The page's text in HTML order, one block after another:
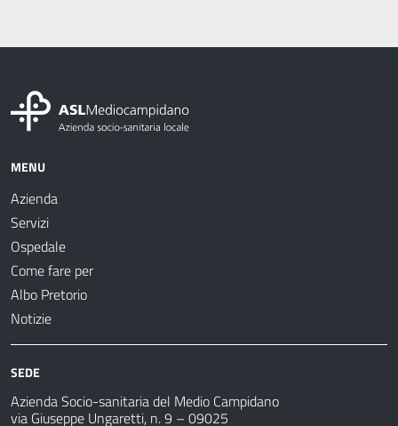
MENU
Azienda
Servizi
Ospedale
Come fare per
Albo Pretorio
Notizie
SEDE
Azienda Socio-sanitaria del Medio Campidano
via Giuseppe Ungaretti, n. 9 – 09025